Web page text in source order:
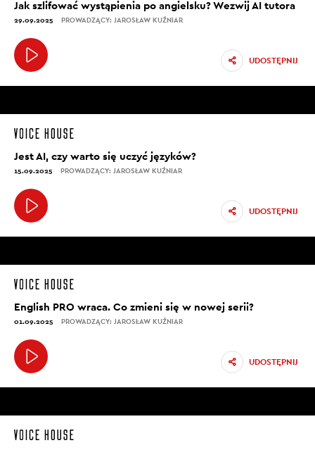
Jak szlifować wystąpienia po angielsku? Wezwij AI tutora
29.09.2025 PROWADZĄCY: JAROSŁAW KUŹNIAR
UDOSTĘPNIJ
Jest AI, czy warto się uczyć języków?
15.09.2025 PROWADZĄCY: JAROSŁAW KUŹNIAR
UDOSTĘPNIJ
English PRO wraca. Co zmieni się w nowej serii?
01.09.2025 PROWADZĄCY: JAROSŁAW KUŹNIAR
UDOSTĘPNIJ